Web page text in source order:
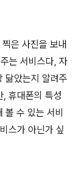
은 사진을 보내
는 서비스다, 자
닮았는지 알려주
휴대폰의 특성
수 있는 서비
스가 아닌가 싶